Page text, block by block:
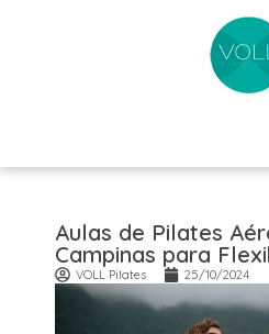
Aulas de Pilates
Campinas para
VOLL Pilates 25/10/2024